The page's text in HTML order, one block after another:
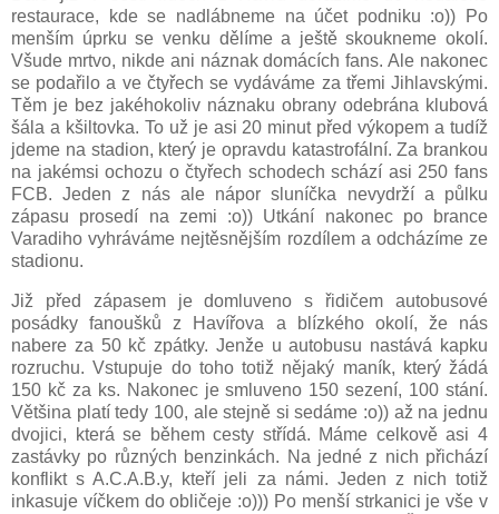
restaurace, kde se nadlábneme na účet podniku :o)) Po
menším úprku se venku dělíme a ještě skoukneme okolí.
Všude mrtvo, nikde ani náznak domácích fans. Ale nakonec
se podařilo a ve čtyřech se vydáváme za třemi Jihlavskými.
Těm je bez jakéhokoliv náznaku obrany odebrána klubová
šála a kšiltovka. To už je asi 20 minut před výkopem a tudíž
jdeme na stadion, který je opravdu katastrofální. Za brankou
na jakémsi ochozu o čtyřech schodech schází asi 250 fans
FCB. Jeden z nás ale nápor sluníčka nevydrží a půlku
zápasu prosedí na zemi :o)) Utkání nakonec po brance
Varadiho vyhráváme nejtěsnějším rozdílem a odcházíme ze
stadionu.
Již před zápasem je domluveno s řidičem autobusové
posádky fanoušků z Havířova a blízkého okolí, že nás
nabere za 50 kč zpátky. Jenže u autobusu nastává kapku
rozruchu. Vstupuje do toho totiž nějaký maník, který žádá
150 kč za ks. Nakonec je smluveno 150 sezení, 100 stání.
Většina platí tedy 100, ale stejně si sedáme :o)) až na jednu
dvojici, která se během cesty střídá. Máme celkově asi 4
zastávky po různých benzinkách. Na jedné z nich přichází
konflikt s A.C.A.B.y, kteří jeli za námi. Jeden z nich totiž
inkasuje víčkem do obličeje :o))) Po menší strkanici je vše v